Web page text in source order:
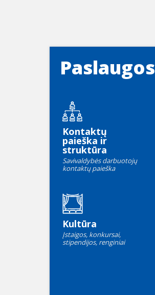
Paslaugos
Kontaktų
paieška ir
struktūra
Savivaldybės darbuotojų
kontaktų paieška
Kultūra
Įstaigos, konkursai,
stipendijos, renginiai